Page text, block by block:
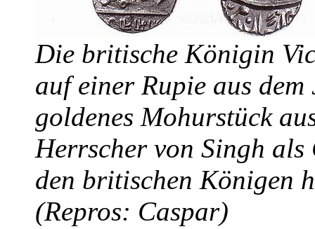
Die britische Königin
auf einer Rupie aus
goldenes Mohurstück
Herrscher von Singh
den britischen Königen
(Repros: Caspar)